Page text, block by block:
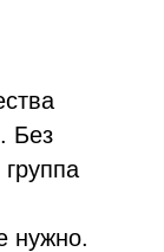
Без
нужно.